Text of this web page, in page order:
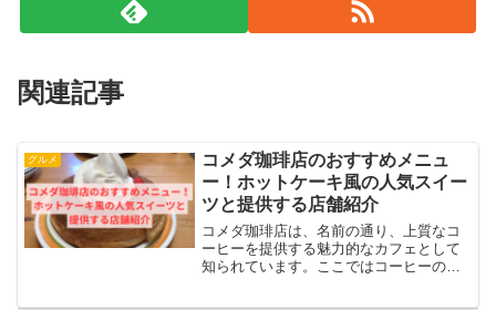
関連記事
グルメ
コメダ珈琲店のおすすめメニュ
ー！ホットケーキ風の人気スイー
ツと提供する店舗紹介
コメダ珈琲店は、名前の通り、上質なコ
ーヒーを提供する魅力的なカフェとして
知られています。ここではコーヒーの他